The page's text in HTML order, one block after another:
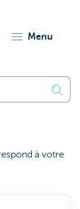
menu
à votre